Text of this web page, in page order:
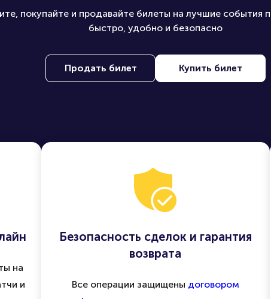
покупайте и продавайте билеты на лучшие события
быстро, удобно и безопасно
Продать билет Купить билет
на
и
Безопасность сделок и гарантия
возврата
Все операции защищены договором